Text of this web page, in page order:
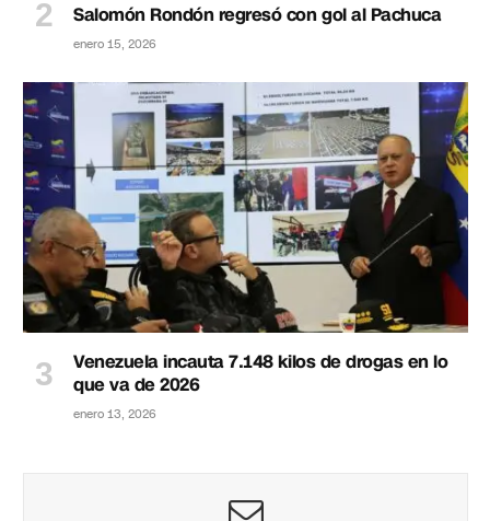
Salomón Rondón regresó con gol al Pachuca
enero 15, 2026
Venezuela incauta 7.148 kilos de drogas en lo
que va de 2026
enero 13, 2026